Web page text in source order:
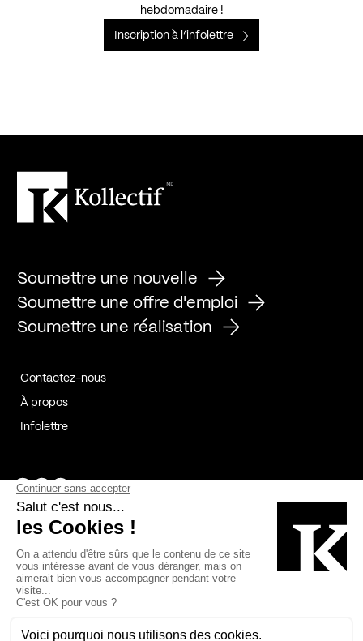
hebdomadaire !
Inscription à l’infolettre
Soumettre une nouvelle
Soumettre une offre d'emploi
Soumettre une réalisation
Contactez-nous
À propos
Infolettre
Page Facebook de Kollectif
Page Instagram de Kollectif
Page Linkedin de Kollectif
Bâtiment-Durable-Québec-1
Esquisses-1IRAC-1